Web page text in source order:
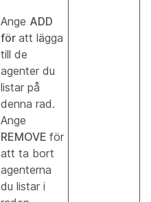
Ange ADD
för att lägga
till de
agenter du
listar på
denna rad.
Ange
REMOVE för
att ta bort
agenterna
du listar i